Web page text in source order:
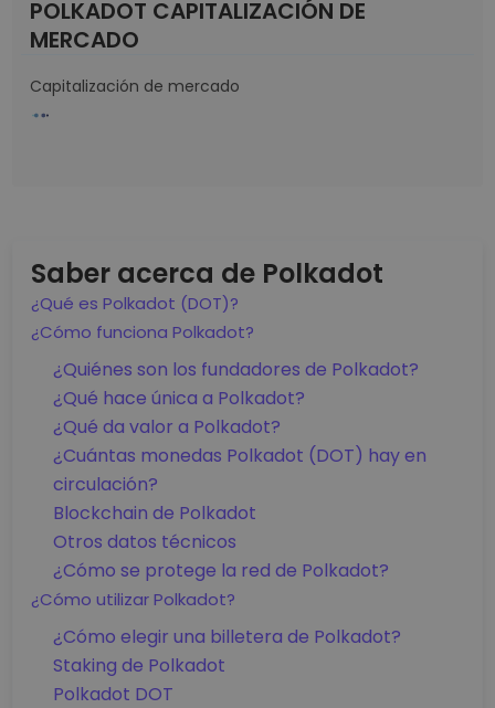
Saber acerca de Polkadot
¿Qué es Polkadot (DOT)?
¿Cómo funciona Polkadot?
¿Quiénes son los fundadores de Polkadot?
¿Qué hace única a Polkadot?
¿Qué da valor a Polkadot?
¿Cuántas monedas Polkadot (DOT) hay en
circulación?
Blockchain de Polkadot
Otros datos técnicos
¿Cómo se protege la red de Polkadot?
¿Cómo utilizar Polkadot?
¿Cómo elegir una billetera de Polkadot?
Staking de Polkadot
Polkadot DOT
POLKADOT CAPITALIZACIÓN DE
MERCADO
Capitalización de mercado